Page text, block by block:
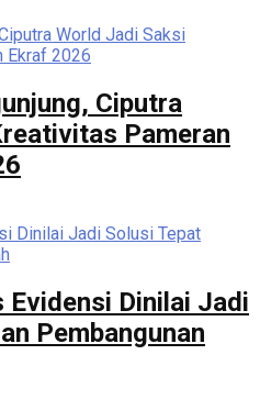
Ciputra
Pameran
Evidensi Dinilai Jadi
Pembangunan